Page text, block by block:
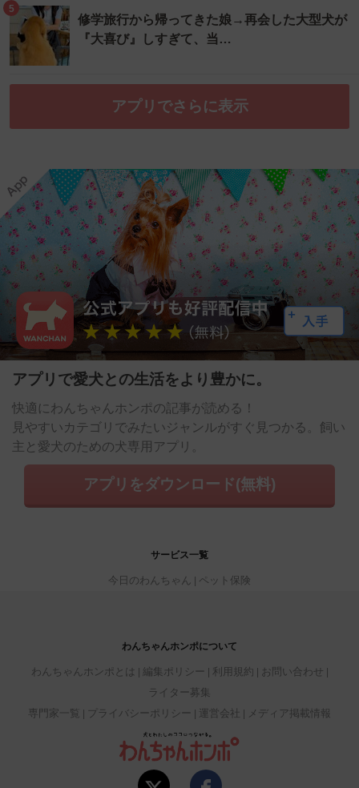
5
修学旅行から帰ってきた娘→再会した大型犬が
『大喜び』しすぎて、当…
アプリでさらに表示
アプリで愛犬との生活をより豊かに。
快適にわんちゃんホンポの記事が読める！
見やすいカテゴリでみたいジャンルがすぐ見つかる。飼い
主と愛犬のための犬専用アプリ。
アプリをダウンロード(無料)
サービス一覧
今日のわんちゃん ペット保険
わんちゃんホンポについて
わんちゃんホンポとは 編集ポリシー 利用規約
お問い合わせ
ライター募集
専門家一覧
プライバシーポリシー 運営会社 メディア掲載情報